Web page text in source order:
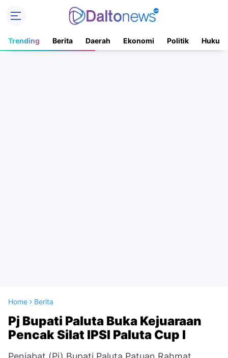
Trending Berita Daerah Ekonomi Politik Hukum
Home Berita
Pj Bupati Paluta Buka Kejuaraan
Pencak Silat IPSI Paluta Cup I